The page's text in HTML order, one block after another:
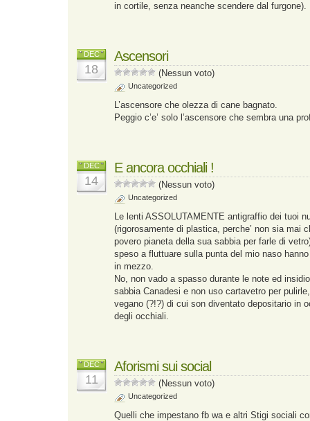
in cortile, senza neanche scendere dal furgone).
DEC
18
Ascensori
(Nessun voto)
Uncategorized
L’ascensore che olezza di cane bagnato.
Peggio c’e’ solo l’ascensore che sembra una
DEC
14
E ancora occhiali !
(Nessun voto)
Uncategorized
Le lenti ASSOLUTAMENTE antigraffio dei tuoi
(rigorosamente di plastica, perche’ non sia mai
povero pianeta della sua sabbia per farle di
speso a fluttuare sulla punta del mio naso
in mezzo.
No, non vado a spasso durante le note ed
sabbia Canadesi e non uso cartavetro per
vegano (?!?) di cui son diventato depositario in
degli occhiali.
DEC
11
Aforismi sui social
(Nessun voto)
Uncategorized
Quelli che impestano fb wa e altri Stigi sociali